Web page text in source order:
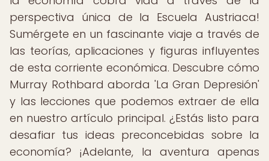
perspectiva única de la Escuela Austriaca!
Sumérgete en un fascinante viaje a través de
las teorías, aplicaciones y figuras influyentes
de esta corriente económica. Descubre cómo
Murray Rothbard aborda 'La Gran Depresión'
y las lecciones que podemos extraer de ella
en nuestro artículo principal. ¿Estás listo para
desafiar tus ideas preconcebidas sobre la
economía? ¡Adelante, la aventura apenas